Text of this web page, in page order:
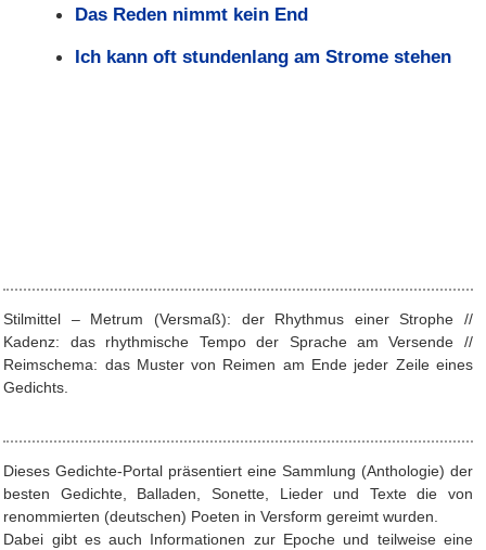
Das Reden nimmt kein End
Ich kann oft stundenlang am Strome stehen
Stilmittel – Metrum (Versmaß): der Rhythmus einer Strophe //
Kadenz: das rhythmische Tempo der Sprache am Versende //
Reimschema: das Muster von Reimen am Ende jeder Zeile eines
Gedichts.
Dieses Gedichte-Portal präsentiert eine Sammlung (Anthologie) der
besten Gedichte, Balladen, Sonette, Lieder und Texte die von
renommierten (deutschen) Poeten in Versform gereimt wurden.
Dabei gibt es auch Informationen zur Epoche und teilweise eine